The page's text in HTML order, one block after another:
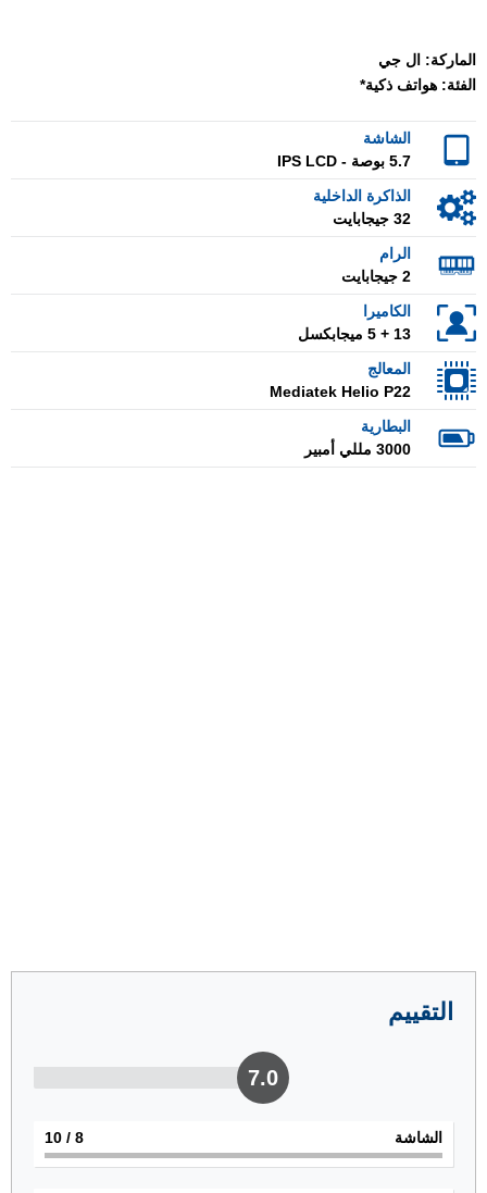
الماركة: ال جي
الفئة: هواتف ذكية*
الشاشة
5.7 بوصة - IPS LCD
الذاكرة الداخلية
32 جيجابايت
الرام
2 جيجابايت
الكاميرا
13 + 5 ميجابكسل
المعالج
Mediatek Helio P22
البطارية
3000 مللي أمبير
التقييم
7.0
الشاشة 8
/ 10